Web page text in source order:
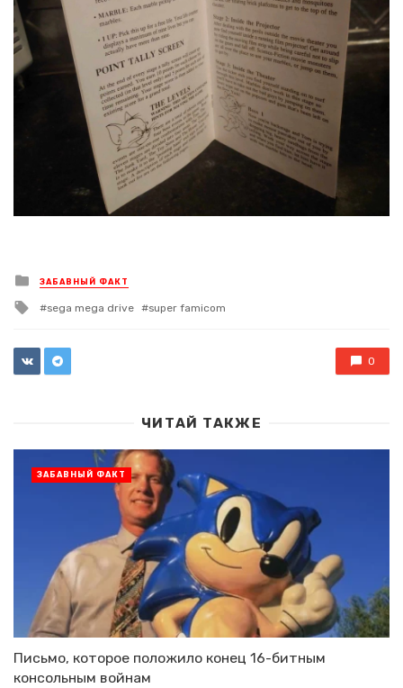
Posted
in
ЗАБАВНЫЙ ФАКТ
Tagged
sega mega drive super famicom
0
ЧИТАЙ ТАКЖЕ
Письмо, которое положило конец 16-битным
консольным войнам
ЗАБАВНЫЙ ФАКТ